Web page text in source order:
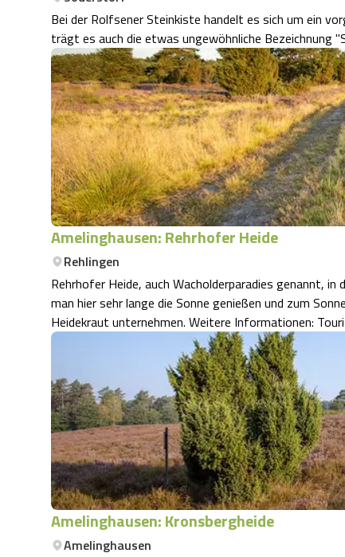
Bei der Rolfsener Steinkiste handelt es sich um ein
trägt es auch die etwas ungewöhnliche Bezeichnung
Amelinghausen: Rehrhofer Heide
Rehlingen
Rehrhofer Heide, auch Wacholderparadies genannt, in
man hier sehr lange die Sonne genießen und zum
Amelinghausen: Kronsbergheide
Amelinghausen